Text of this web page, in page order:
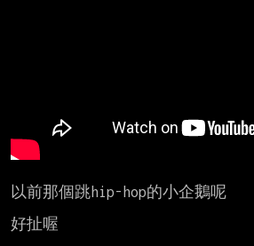
以前那個跳hip-hop的小企鵝呢
好扯喔